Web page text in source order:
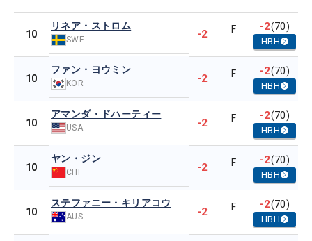
10
リネア・ストロム
SWE -2 F -2(70)
HBH
10
ファン・ヨウミン
KOR -2 F -2(70)
HBH
10
アマンダ・ドハーティー
USA -2 F -2(70)
HBH
10
ヤン・ジン
CHI -2 F -2(70)
HBH
10
ステファニー・キリアコウ
AUS -2 F -2(70)
HBH